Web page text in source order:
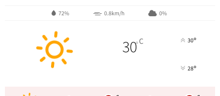
72% 0.8km/h 0%
30°C 30°
28°